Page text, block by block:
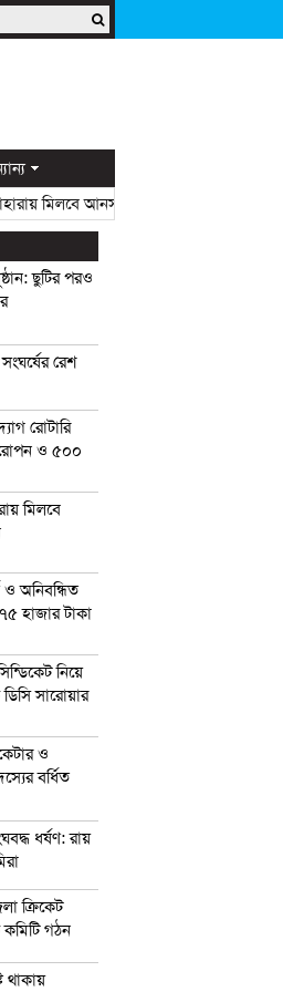
মিলবে আনসার সদস্য: ডিসি মামুন
ছুটির পরও
রেশ
রোটারি
ও ৫০০
মিলবে
ও অনিবন্ধিত
হাজার টাকা
নিয়ে
সারোয়ার
ও
বর্ধিত
ধর্ষণ: রায়
ক্রিকেট
গঠন
থাকায়